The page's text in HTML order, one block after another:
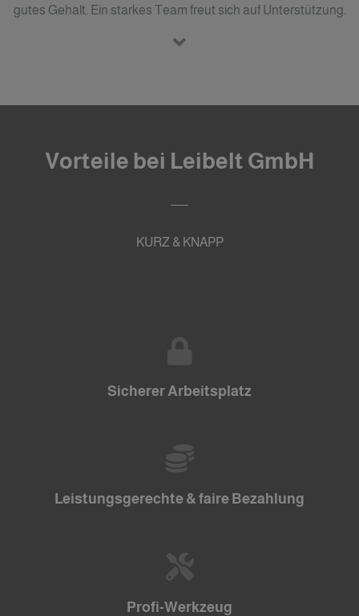
gutes Gehalt. Ein starkes Team freut sich auf Unterstützung.
Vorteile bei Leibelt GmbH
KURZ & KNAPP
Sicherer Arbeitsplatz
Leistungsgerechte & faire Bezahlung
Profi-Werkzeug